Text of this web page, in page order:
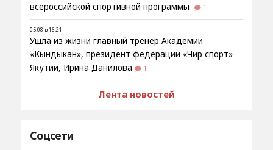
всероссийской спортивной программы
1
05.08 в 16:21
Ушла из жизни главный тренер Академии
«Кындыкан», президент федерации «Чир спорт»
Якутии, Ирина Данилова
1
Лента новостей
Соцсети